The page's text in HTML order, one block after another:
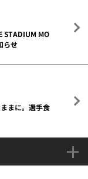
STADIUM MO
らせ
まに。選手食